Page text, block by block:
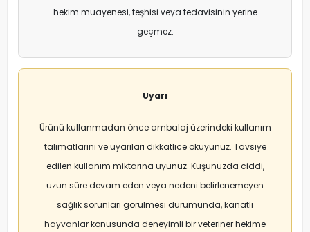
hekim muayenesi, teşhisi veya tedavisinin yerine
geçmez.
Uyarı
Ürünü kullanmadan önce ambalaj üzerindeki kullanım
talimatlarını ve uyarıları dikkatlice okuyunuz. Tavsiye
edilen kullanım miktarına uyunuz. Kuşunuzda ciddi,
uzun süre devam eden veya nedeni belirlenemeyen
sağlık sorunları görülmesi durumunda, kanatlı
hayvanlar konusunda deneyimli bir veteriner hekime